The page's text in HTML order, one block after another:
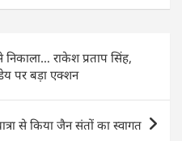
ss
e
n
g
er
ar
e
निकाला… राकेश प्रताप सिंह,
पर बड़ा एक्शन
से किया जैन संतों का स्वागत